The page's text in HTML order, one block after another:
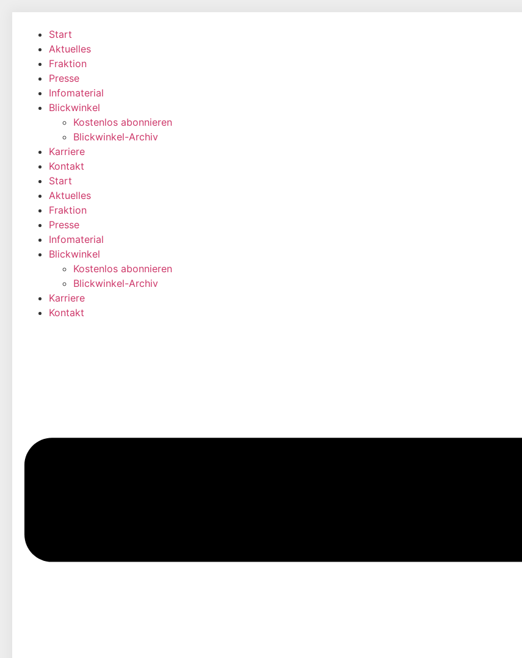
wechseln
Start
Aktuelles
Fraktion
Presse
Infomaterial
Blickwinkel
Kostenlos abonnieren
Blickwinkel-Archiv
Karriere
Kontakt
Start
Aktuelles
Fraktion
Presse
Infomaterial
Blickwinkel
Kostenlos abonnieren
Blickwinkel-Archiv
Karriere
Kontakt